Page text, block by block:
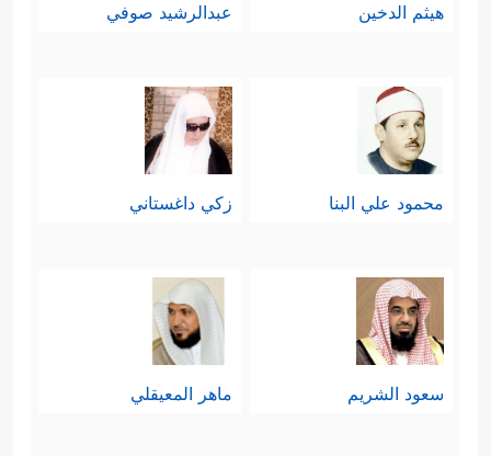
هيثم الدخين عبدالرشيد صوفي
محمود علي البنا زكي داغستاني
سعود الشريم ماهر المعيقلي